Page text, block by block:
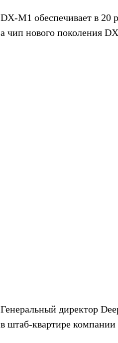
DX-M1 обеспечивает в 20
а чип нового поколения
Генеральный директор
в штаб-квартире